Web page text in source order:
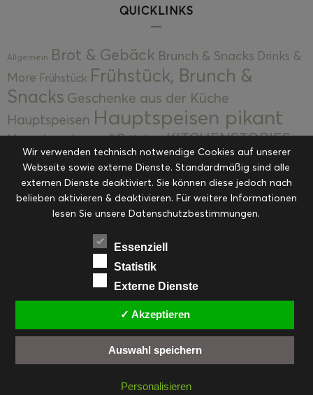
QUICKLINKS
Allgemein Brot & Gebäck Brunch & Snacks Drinks &
More Frühstück Frühstück, Brunch &
Snacks Geschenke aus der Küche
Hauptspeisen Hauptspeisen pikant
Hauptspeisen süßKekseKITCHENSTORIES
Kuchen, Torten & Desserts Kuchen und
Desserts Kulinarik Kulinarische Mitbringsel &
Eingemachtes Ohne Kategorie Ostern Resteküche
RezepteSaisonalSliderStartseite
Suppen, Salate & Vorspeisen
Vorspeisen, Salate & Suppen
Weihnachten Workshops & Events
FACEBOOK PINTEREST
EMAIL
INSTAGRAM
Wir verwenden technisch notwendige Cookies auf unserer
Webseite sowie externe Dienste. Standardmäßig sind alle
externen Dienste deaktiviert. Sie können diese jedoch nach
belieben aktivieren & deaktivieren. Für weitere Informationen
lesen Sie unsere Datenschutzbestimmungen.
Essenziell
Statistik
Externe Dienste
✓ Akzeptieren
Auswahl speichern
Personalisieren